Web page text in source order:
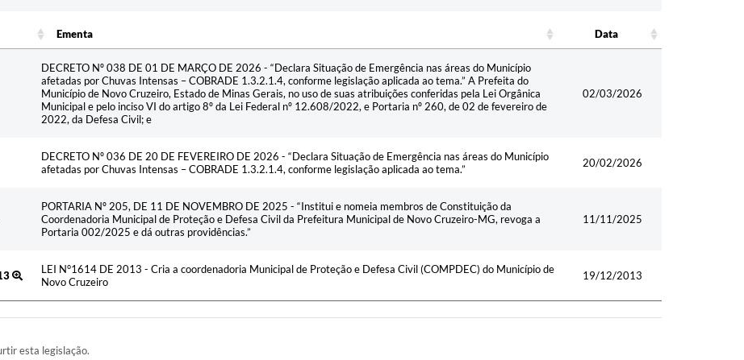
Ementa
Data
DECRETO Nº 038 DE 01 DE MARÇO DE 2026 - “Declara Situação de Emergência nas áreas do Município
afetadas por Chuvas Intensas – COBRADE 1.3.2.1.4, conforme legislação aplicada ao tema.” A Prefeita do
Município de Novo Cruzeiro, Estado de Minas Gerais, no uso de suas atribuições conferidas pela Lei Orgânica
Municipal e pelo inciso VI do artigo 8º da Lei Federal nº 12.608/2022, e Portaria nº 260, de 02 de fevereiro de
2022, da Defesa Civil; e
02/03/2026
DECRETO Nº 036 DE 20 DE FEVEREIRO DE 2026 - “Declara Situação de Emergência nas áreas do Município
afetadas por Chuvas Intensas – COBRADE 1.3.2.1.4, conforme legislação aplicada ao tema.”
20/02/2026
PORTARIA Nº 205, DE 11 DE NOVEMBRO DE 2025 - “Institui e nomeia membros de Constituição da
Coordenadoria Municipal de Proteção e Defesa Civil da Prefeitura Municipal de Novo Cruzeiro-MG, revoga a
Portaria 002/2025 e dá outras providências.”
11/11/2025
LEI N°1614 DE 2013 - Cria a coordenadoria Municipal de Proteção e Defesa Civil (COMPDEC) do Município de
Novo Cruzeiro
19/12/2013
esta legislação.